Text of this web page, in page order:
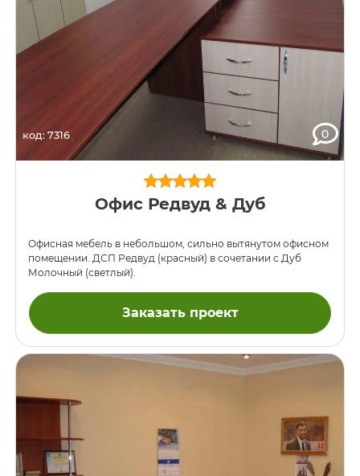
код: 7316 0
Офис Редвуд & Дуб
Офисная мебель в небольшом, сильно вытянутом офисном
помещении. ДСП Редвуд (красный) в сочетании с Дуб
Молочный (светлый).
Заказать проект